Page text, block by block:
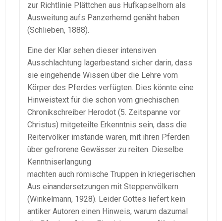
zur Richtlinie Plättchen aus Hufkapselhorn als
Ausweitung aufs Panzerhemd genäht haben
(Schlieben, 1888).
Eine der Klar sehen dieser intensiven
Ausschlachtung lagerbestand sicher darin, dass
sie eingehende Wissen über die Lehre vom
Körper des Pferdes verfügten. Dies könnte eine
Hinweistext für die schon vom griechischen
Chronikschreiber Herodot (5. Zeitspanne vor
Christus) mitgeteilte Erkenntnis sein, dass die
Reitervölker imstande waren, mit ihren Pferden
über gefrorene Gewässer zu reiten. Dieselbe
Kenntniserlangung
machten auch römische Truppen in kriegerischen
Aus einandersetzungen mit Steppenvölkern
(Winkelmann, 1928). Leider Gottes liefert kein
antiker Autoren einen Hinweis, warum dazumal